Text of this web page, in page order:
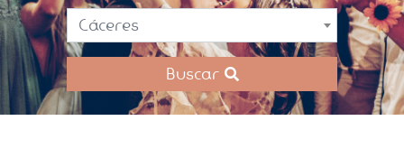
Cáceres
Buscar